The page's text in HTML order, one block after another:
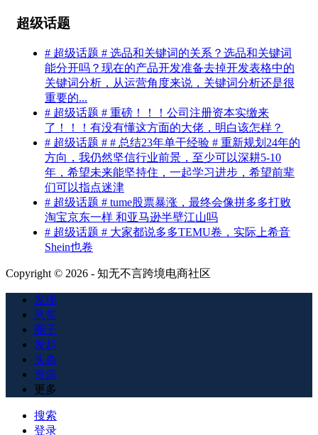
超级话题
# 超级话题 # 选品和关键词的关系？选品和关键词
能分开吗？现在的产品开发准备去掉开发表格中的
关键词分析，从运营角度来说，关键词分析还是很
重要的...
# 超级话题 # 重磅！！！公司注册资本实缴来
了！！！有没有懂这方面的大佬，明白该怎样？
# 超级话题 # # 总结23年单干经验 # 重新规划24年的
方向，我仍然坚信行业前景，至少可以深耕5-10
年，希望未来能坚持住，一起学习进步，希望前辈
们可以指点迷津
# 超级话题 # tume股票暴涨，最终会像拼多多打败
淘宝京东一样 和亚马逊半壁江山吗
# 超级话题 # 大家都说多多TEMU卷，实际上希音
Shein也卷
Copyright © 2026 - 知无不言跨境电商社区
发现
悬赏
圈子
发起
头条
资源
更多
搜索
登录